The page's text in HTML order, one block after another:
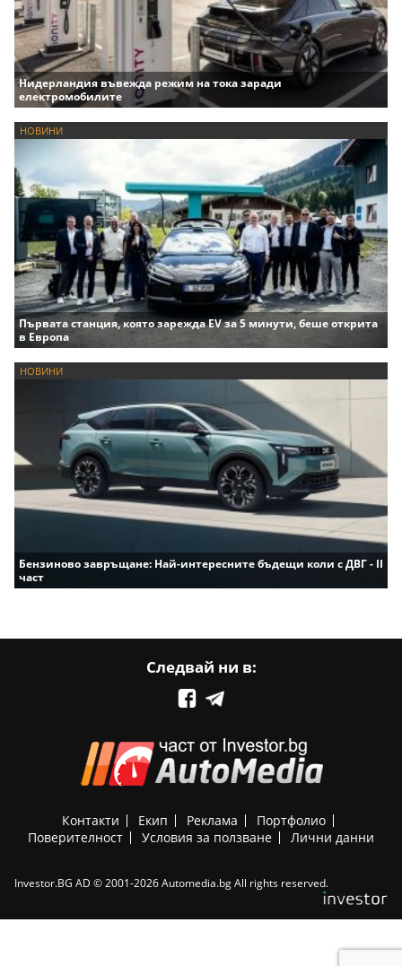
Нидерландия въвежда режим на тока заради
електромобилите
НОВИНИ
Първата станция, която зарежда EV за 5 минути, беше открита
в Европа
НОВИНИ
Бензиново завръщане: Най-интересните бъдещи коли с ДВГ - II
част
Следвай ни в:
Контакти Екип Реклама
Портфолио
Поверителност
Условия за ползване Лични данни
Investor.BG AD © 2001-2026 Automedia.bg All rights reserved.